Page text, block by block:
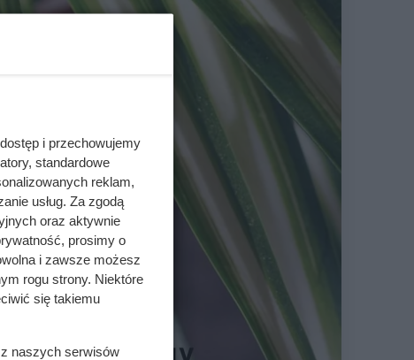
i przechowujemy
standardowe
reklam,
usług. Za zgodą
oraz aktywnie
prosimy o
i zawsze możesz
rogu strony. Niektóre
się takiemu
naszych serwisów